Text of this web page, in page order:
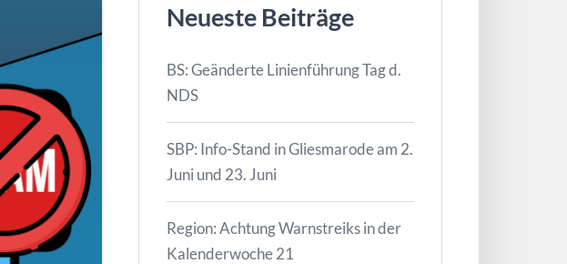
Neueste Beiträge
BS: Geänderte Linienführung Tag d.
NDS
SBP: Info-Stand in Gliesmarode am 2.
Juni und 23. Juni
Region: Achtung Warnstreiks in der
Kalenderwoche 21